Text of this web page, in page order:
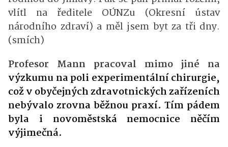
vlítl na ředitele OÚNZu (Okresní ústav
národního zdraví) a měl jsem byt za tři dny.
(smích)
Profesor Mann pracoval mimo jiné na
výzkumu na poli experimentální chirurgie,
což v obyčejných zdravotnických zařízeních
nebývalo zrovna běžnou praxí. Tím pádem
byla i novoměstská nemocnice něčím
výjimečná.